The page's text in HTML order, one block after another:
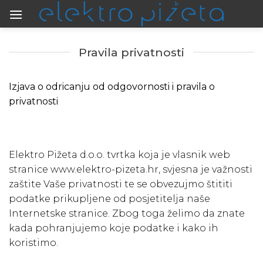
Pravila privatnosti
Izjava o odricanju od odgovornosti i pravila o
privatnosti
Elektro Pižeta d.o.o. tvrtka koja je vlasnik web
stranice www.elektro-pizeta.hr, svjesna je važnosti
zaštite Vaše privatnosti te se obvezujmo štititi
podatke prikupljene od posjetitelja naše
Internetske stranice. Zbog toga želimo da znate
kada pohranjujemo koje podatke i kako ih
koristimo.